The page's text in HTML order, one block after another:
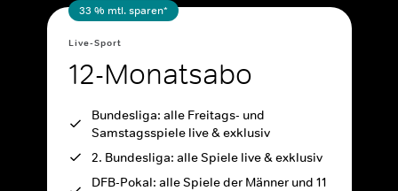
33 % mtl. sparen*
Live-Sport
12-Monatsabo
Bundesliga: alle Freitags- und
Samstagsspiele live & exklusiv
2. Bundesliga: alle Spiele live & exklusiv
DFB-Pokal: alle Spiele der Männer und 11